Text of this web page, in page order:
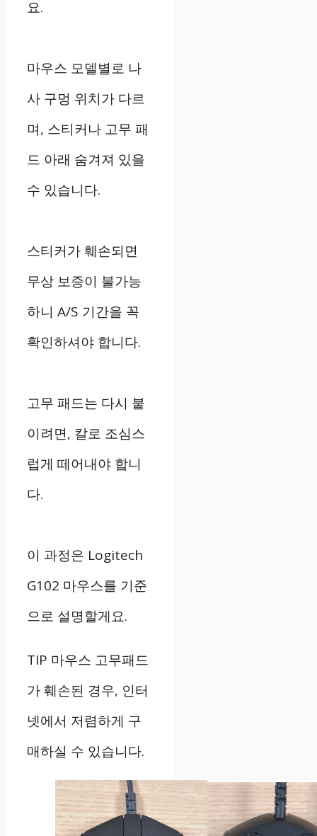
요.
마우스 모델별로 나
사 구멍 위치가 다르
며, 스티커나 고무 패
드 아래 숨겨져 있을
수 있습니다.
스티커가 훼손되면
무상 보증이 불가능
하니 A/S 기간을 꼭
확인하셔야 합니다.
고무 패드는 다시 붙
이려면, 칼로 조심스
럽게 떼어내야 합니
다.
이 과정은 Logitech
G102 마우스를 기준
으로 설명할게요.
TIP 마우스 고무패드
가 훼손된 경우, 인터
넷에서 저렴하게 구
매하실 수 있습니다.